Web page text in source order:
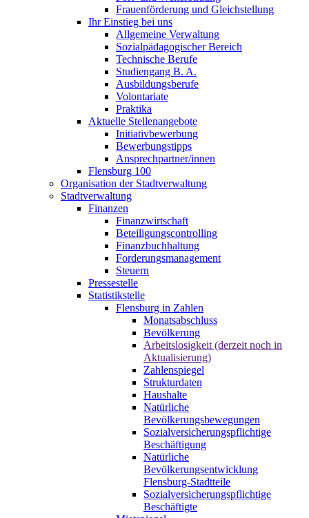
Frauenförderung und Gleichstellung
Ihr Einstieg bei uns
Allgemeine Verwaltung
Sozialpädagogischer Bereich
Technische Berufe
Studiengang B. A.
Ausbildungsberufe
Volontariate
Praktika
Aktuelle Stellenangebote
Initiativbewerbung
Bewerbungstipps
Ansprechpartner/innen
Flensburg 100
Organisation der Stadtverwaltung
Stadtverwaltung
Finanzen
Finanzwirtschaft
Beteiligungscontrolling
Finanzbuchhaltung
Forderungsmanagement
Steuern
Pressestelle
Statistikstelle
Flensburg in Zahlen
Monatsabschluss
Bevölkerung
Arbeitslosigkeit (derzeit noch in
Aktualisierung)
Zahlenspiegel
Strukturdaten
Haushalte
Natürliche
Bevölkerungsbewegungen
Sozialversicherungspflichtige
Beschäftigung
Natürliche
Bevölkerungsentwicklung
Flensburg-Stadtteile
Sozialversicherungspflichtige
Beschäftigte